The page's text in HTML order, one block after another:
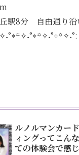
駅8分 自由通り沿
ルノルマンカー
ィングってこん
ての体験会で感